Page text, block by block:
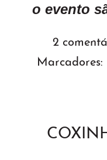
o evento
2
Marcadores: